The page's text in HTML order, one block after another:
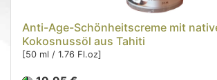
Pflege und Kosmetik (71)
Dusche und Bad (34)
Anti-Age-Schönheitscreme mit
Kokosnussöl aus Tahiti
[50 ml / 1.76 Fl.oz]